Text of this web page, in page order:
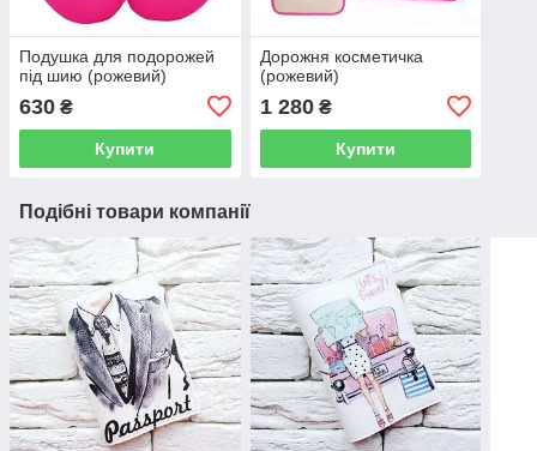
Подушка для подорожей
під шию (рожевий)
630 ₴
Купити
Дорожня косметичка
(рожевий)
1 280₴
Купити
Подібні товари компанії